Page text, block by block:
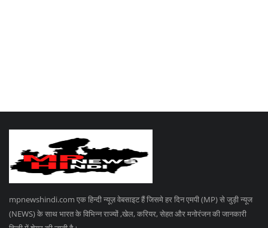
mpnewshindi.com एक हिन्दी न्यूज़ वेबसाइट हैं जिसमे हर दिन एमपी (MP) से जुड़ी न्यूज
(NEWS) के साथ भारत के विभिन्न राज्यों ,खेल, करियर, सेहत और मनोरंजन की जानकारी